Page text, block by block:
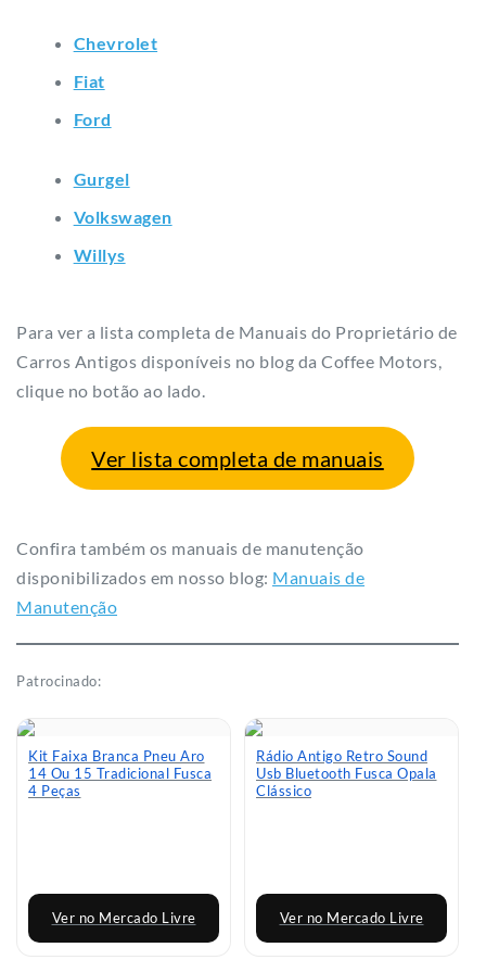
Chevrolet
Fiat
Ford
Gurgel
Volkswagen
Willys
Para ver a lista completa de Manuais do Proprietário de
Carros Antigos disponíveis no blog da Coffee Motors,
clique no botão ao lado.
Ver lista completa de manuais
Confira também os manuais de manutenção
disponibilizados em nosso blog: Manuais de
Manutenção
Patrocinado:
Kit Faixa Branca Pneu Aro
14 Ou 15 Tradicional Fusca
4 Peças
Ver no Mercado Livre
Rádio Antigo Retro Sound
Usb Bluetooth Fusca Opala
Clássico
Ver no Mercado Livre